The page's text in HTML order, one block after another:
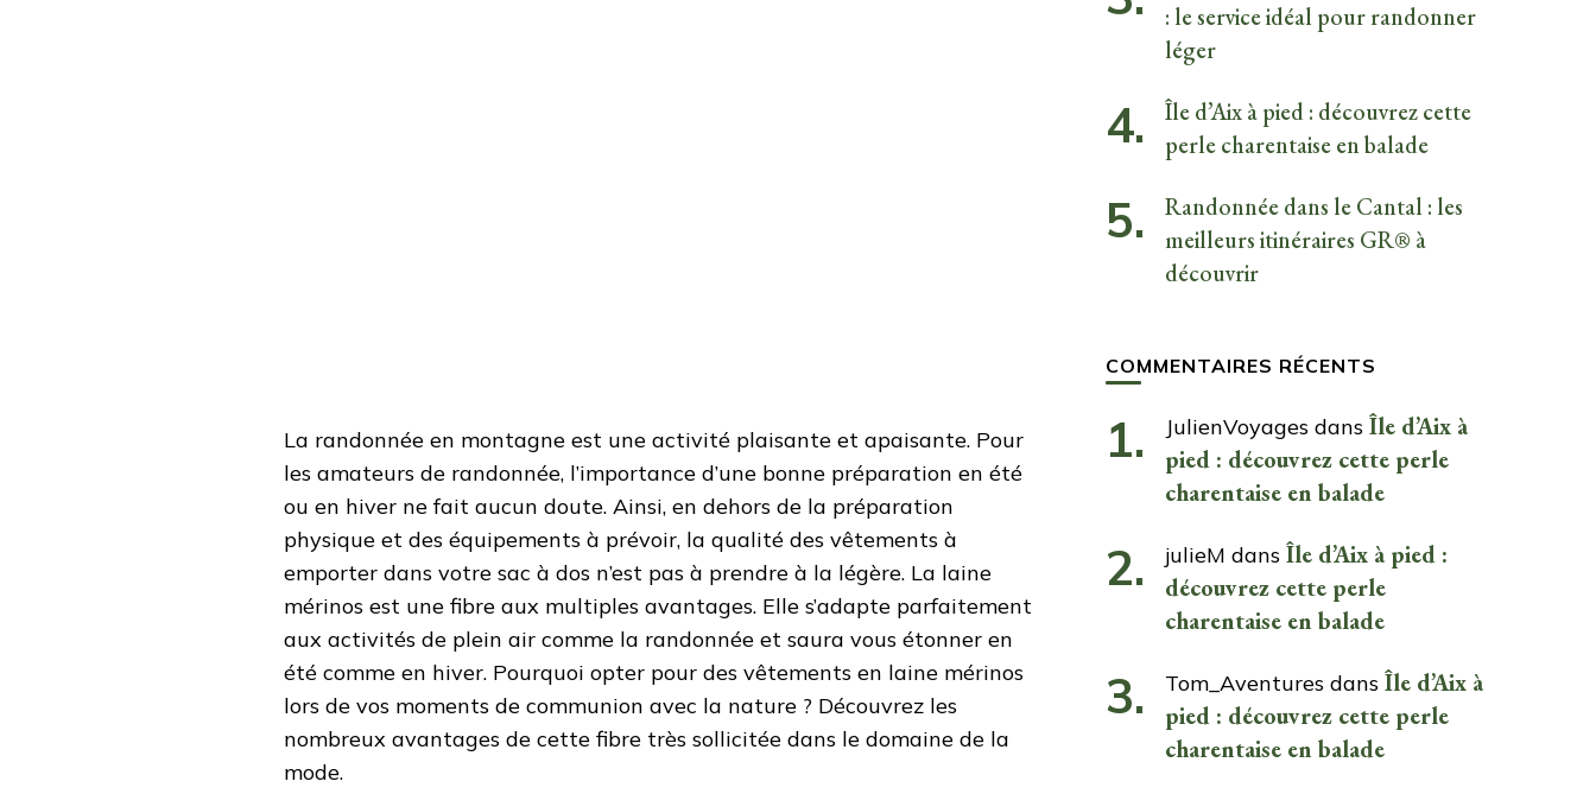
La randonnée en montagne est une activité plaisante et apaisante. Pour
les amateurs de randonnée, l’importance d’une bonne préparation en été
ou en hiver ne fait aucun doute. Ainsi, en dehors de la préparation
physique et des équipements à prévoir, la qualité des vêtements à
emporter dans votre sac à dos n’est pas à prendre à la légère. La laine
mérinos est une fibre aux multiples avantages. Elle s’adapte parfaitement
aux activités de plein air comme la randonnée et saura vous étonner en
été comme en hiver. Pourquoi opter pour des vêtements en laine mérinos
lors de vos moments de communion avec la nature ? Découvrez les
nombreux avantages de cette fibre très sollicitée dans le domaine de la
mode.
: le service idéal pour randonner
léger
Île d’Aix à pied : découvrez cette
perle charentaise en balade
Randonnée dans le Cantal : les
meilleurs itinéraires GR® à
découvrir
COMMENTAIRES RÉCENTS
JulienVoyagesdans Île d’Aix à
pied : découvrez cette perle
charentaise en balade
julieM dans Île d’Aix à pied :
découvrez cette perle
charentaise en balade
Tom_Aventuresdans Île d’Aix à
pied : découvrez cette perle
charentaise en balade